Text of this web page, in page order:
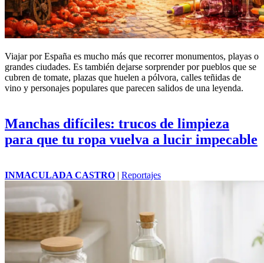
Viajar por España es mucho más que recorrer monumentos, playas o
grandes ciudades. Es también dejarse sorprender por pueblos que se
cubren de tomate, plazas que huelen a pólvora, calles teñidas de
vino y personajes populares que parecen salidos de una leyenda.
Manchas difíciles: trucos de limpieza
para que tu ropa vuelva a lucir impecable
INMACULADA CASTRO | Reportajes